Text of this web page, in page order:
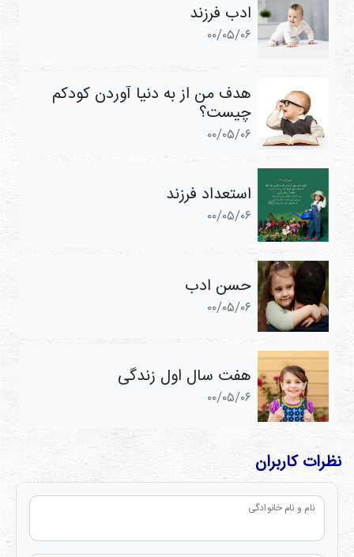
ادب فرزند
۰۰/۰۵/۰۶
هدف من از به ‌دنیا ‌آوردن کودکم
چیست؟
۰۰/۰۵/۰۶
استعداد فرزند
۰۰/۰۵/۰۶
حسن ادب
۰۰/۰۵/۰۶
هفت سال اول زندگی
۰۰/۰۵/۰۶
نظرات کاربران
نام و نام خانوادگی